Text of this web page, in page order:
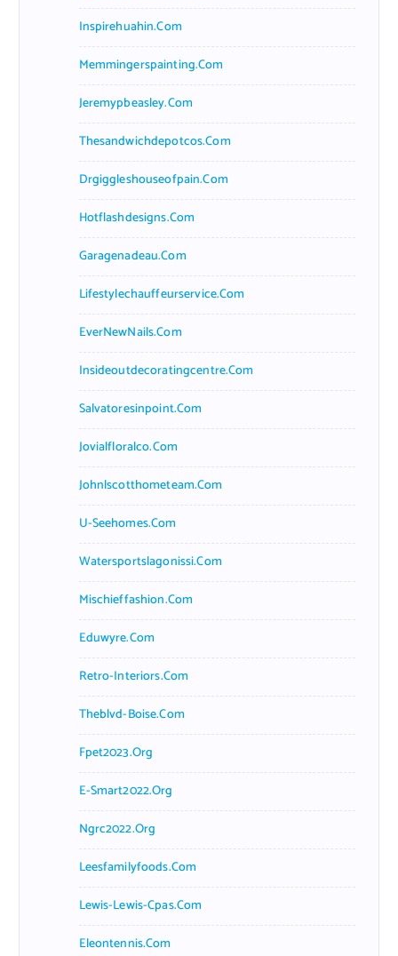
Inspirehuahin.com
Memmingerspainting.com
Jeremypbeasley.com
Thesandwichdepotcos.com
Drgiggleshouseofpain.com
Hotflashdesigns.com
Garagenadeau.com
Lifestylechauffeurservice.com
EverNewNails.com
Insideoutdecoratingcentre.com
Salvatoresinpoint.com
Jovialfloralco.com
Johnlscotthometeam.com
U-Seehomes.com
Watersportslagonissi.com
Mischieffashion.com
Eduwyre.com
Retro-Interiors.com
Theblvd-Boise.com
Fpet2023.org
E-Smart2022.org
Ngrc2022.org
Leesfamilyfoods.com
Lewis-Lewis-Cpas.com
Eleontennis.com